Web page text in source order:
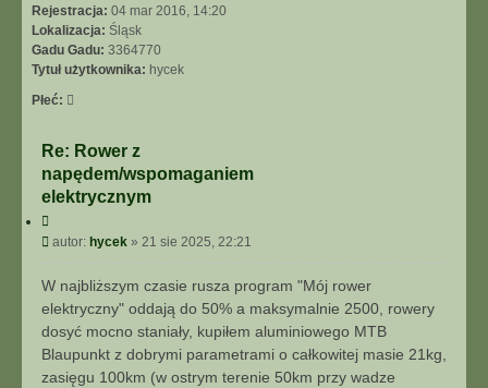
Rejestracja: 04 mar 2016, 14:20
Lokalizacja: Śląsk
Gadu Gadu: 3364770
Tytuł użytkownika: hycek
Płeć:
Re: Rower z
napędem/wspomaganiem
elektrycznym
y
j
P
s
autor: hycek » 21 sie 2025, 22:21
W najbliższym czasie rusza program "Mój rower
elektryczny" oddają do 50% a maksymalnie 2500, rowery
dosyć mocno staniały, kupiłem aluminiowego MTB
Blaupunkt z dobrymi parametrami o całkowitej masie 21kg,
zasięgu 100km (w ostrym terenie 50km przy wadze